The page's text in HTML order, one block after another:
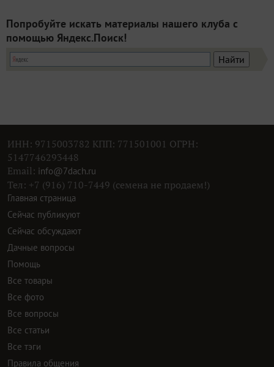
Попробуйте искать материалы нашего клуба с
помощью Яндекс.Поиск!
ИНН: 9715003782 КПП: 771501001 ОГРН:
5147746293448
Email: info@7dach.ru
Тел: +7 (916) 710-7449 (семена не продаем!)
Главная страница
Сейчас публикуют
Сейчас обсуждают
Дачные вопросы
Помощь
Все товары
Все фото
Все вопросы
Все статьи
Все тэги
Правила общения